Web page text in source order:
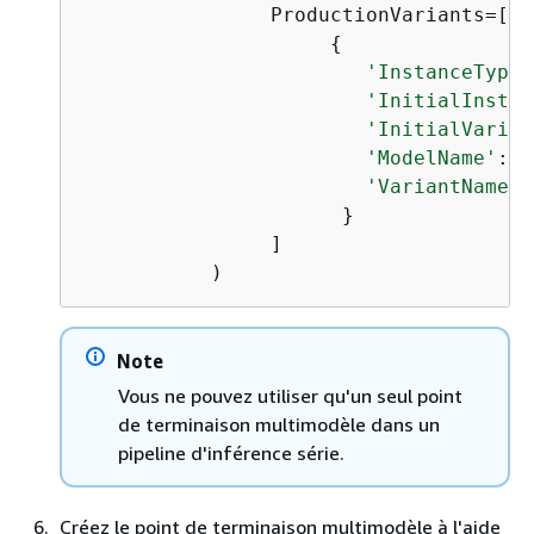
                ProductionVariants=[
{
'InstanceType'
'ModelName'
'VariantName'
                      }
                ]
           )
Note
Vous ne pouvez utiliser qu'un seul point
de terminaison multimodèle dans un
pipeline d'inférence série.
Créez le point de terminaison multimodèle à l'aide